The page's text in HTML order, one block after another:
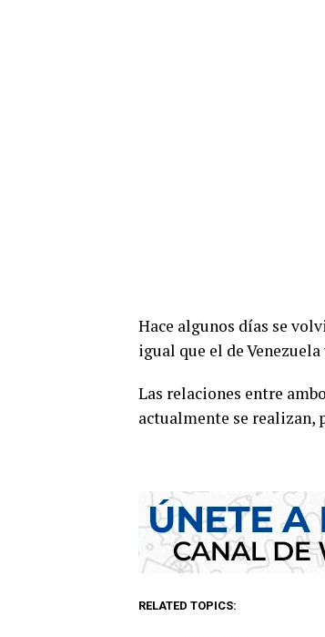
Hace algunos días se
igual que el de
Las relaciones entre
actualmente se realizan,
RELATED TOPICS: